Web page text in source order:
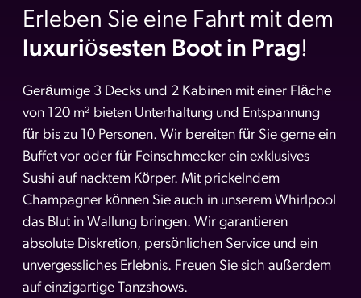
Erleben Sie eine Fahrt mit dem
luxuriösesten Boot in Prag!
Geräumige 3 Decks und 2 Kabinen mit einer Fläche
von 120 m² bieten Unterhaltung und Entspannung
für bis zu 10 Personen. Wir bereiten für Sie gerne ein
Buffet vor oder für Feinschmecker ein exklusives
Sushi auf nacktem Körper. Mit prickelndem
Champagner können Sie auch in unserem Whirlpool
das Blut in Wallung bringen. Wir garantieren
absolute Diskretion, persönlichen Service und ein
unvergessliches Erlebnis. Freuen Sie sich außerdem
auf einzigartige Tanzshows.